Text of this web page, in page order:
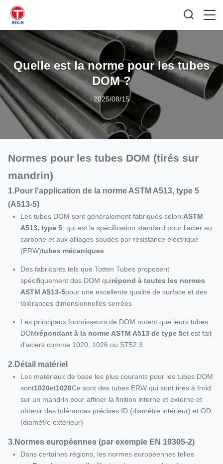
Quelle est la norme pour les tubes
DOM ?
2025/08/15
Normes pour les tubes DOM (tirés sur
mandrin)
1.Pour l'application de la norme ASTM A513, type 5
(A513-5)
Les tubes DOM sont généralement fabriqués selon:ASTM
A513, type 5 , qui est la spécification standard pour l'acier au
carbone et aux alliages soudés par résistance électrique
(ERW)tubes mécaniques
Des fabricants tels que Totten Tubes proposent
spécifiquement des DOM quirépond à toutes les normes
ASTM A513‐5pour une excellente qualité de surface et des
tolérances dimensionnelles serrées
Les principaux fournisseurs de DOM notent que leurs tubes
DOMrépondant à la norme ASTM A513 de type 5et est fait
d'aciers comme 1020, 1026 ou ST52.3
2.Détail matériel
Les matériaux de base les plus courants pour les tubes DOM
sont1020et1026Ce sont des tubes ERW qui sont tirés à froid
sur un mandrin pour affiner la finition interne et externe et
obtenir des tolérances précises ID (diamètre intérieur) et OD
(diamètre extérieur)
3.Normes européennes (par exemple EN 10305-2)
Dans certaines régions, les normes européennes telles